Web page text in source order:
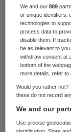
2007’. Dat
De
aan iedere
Het rapport
afwijkingen
Er is sprake
We and our889
or unique identifiers,
technologies to
process data to
disable them. If
be as relevant to
withdraw consent at
bottom of the
more details, refer to
Would you rather not?
these do not record
We and our
Use precise